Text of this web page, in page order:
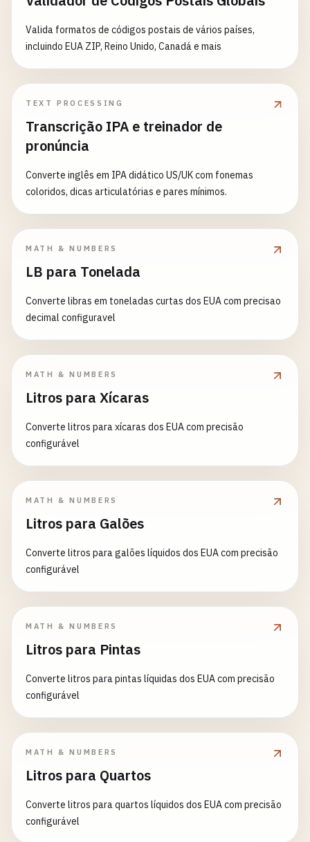
Valida formatos de códigos postais de vários países,
incluindo EUA ZIP, Reino Unido, Canadá e mais
TEXT PROCESSING
Transcrição IPA e treinador de
pronúncia
Converte inglês em IPA didático US/UK com fonemas
coloridos, dicas articulatórias e pares mínimos.
MATH & NUMBERS
LB para Tonelada
Converte libras em toneladas curtas dos EUA com precisao
decimal configuravel
MATH & NUMBERS
Litros para Xícaras
Converte litros para xícaras dos EUA com precisão
configurável
MATH & NUMBERS
Litros para Galões
Converte litros para galões líquidos dos EUA com precisão
configurável
MATH & NUMBERS
Litros para Pintas
Converte litros para pintas líquidas dos EUA com precisão
configurável
MATH & NUMBERS
Litros para Quartos
Converte litros para quartos líquidos dos EUA com precisão
configurável